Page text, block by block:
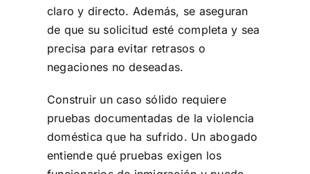
claro y directo. Además, se aseguran
de que su solicitud esté completa y sea
precisa para evitar retrasos o
negaciones no deseadas.
Construir un caso sólido requiere
pruebas documentadas de la violencia
doméstica que ha sufrido. Un abogado
entiende qué pruebas exigen los